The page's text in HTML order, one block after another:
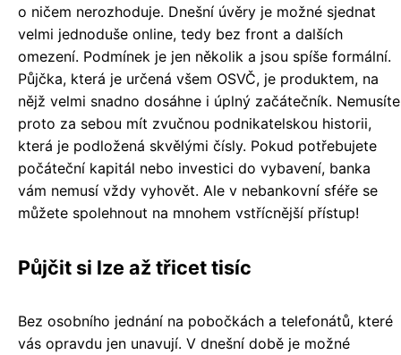
o ničem nerozhoduje. Dnešní úvěry je možné sjednat
velmi jednoduše online, tedy bez front a dalších
omezení. Podmínek je jen několik a jsou spíše formální.
Půjčka, která je určená všem OSVČ, je produktem, na
nějž velmi snadno dosáhne i úplný začátečník. Nemusíte
proto za sebou mít zvučnou podnikatelskou historii,
která je podložená skvělými čísly. Pokud potřebujete
počáteční kapitál nebo investici do vybavení, banka
vám nemusí vždy vyhovět. Ale v nebankovní sféře se
můžete spolehnout na mnohem vstřícnější přístup!
Půjčit si lze až třicet tisíc
Bez osobního jednání na pobočkách a telefonátů, které
vás opravdu jen unavují. V dnešní době je možné